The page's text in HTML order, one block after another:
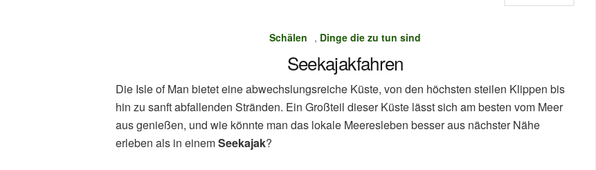
Schälen , Dinge die zu tun sind
Seekajakfahren
Die Isle of Man bietet eine abwechslungsreiche Küste, von den höchsten steilen Klippen bis
hin zu sanft abfallenden Stränden. Ein Großteil dieser Küste lässt sich am besten vom Meer
aus genießen, und wie könnte man das lokale Meeresleben besser aus nächster Nähe
erleben als in einemSeekajak?